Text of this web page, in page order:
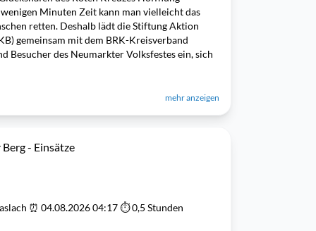
Minuten Zeit kann man vielleicht das
retten. Deshalb lädt die Stiftung Aktion
gemeinsam mit dem BRK-Kreisverband
Besucher des Neumarkter Volksfestes ein, sich
mehr anzeigen
- Einsätze
⏰ 04.08.2026 04:17 ⏱ 0,5 Stunden